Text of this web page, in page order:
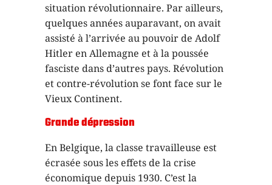
situation révolutionnaire. Par ailleurs,
quelques années auparavant, on avait
assisté à l’arrivée au pouvoir de Adolf
Hitler en Allemagne et à la poussée
fasciste dans d’autres pays. Révolution
et contre-révolution se font face sur le
Vieux Continent.
Grande dépression
En Belgique, la classe travailleuse est
écrasée sous les effets de la crise
économique depuis 1930. C’est la